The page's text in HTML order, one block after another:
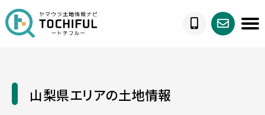
山梨県エリアの土地情報